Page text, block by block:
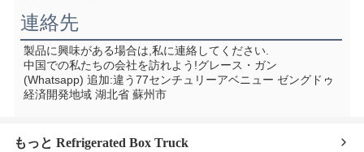
連絡先
製品に興味がある場合は,私に連絡してください.
中国での私たちの会社を訪れよう!グレース・ガン
(Whatsapp) 追加:違う77センチュリーアベニュー ゼングドゥ
経済開発地域 湖北省 蘇州市
もっと Refrigerated Box Truck